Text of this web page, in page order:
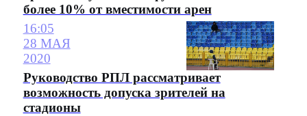
более 10% от вместимости арен
16:05
28 МАЯ
2020
Руководство РПЛ рассматривает
возможность допуска зрителей на
стадионы